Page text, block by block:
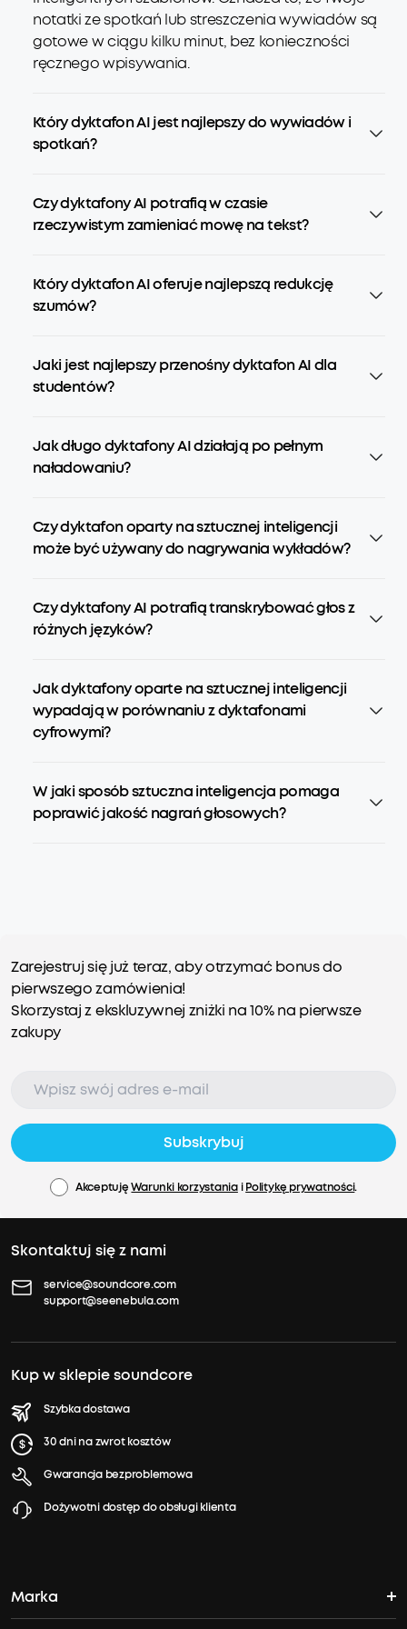
notatki ze spotkań lub streszczenia wywiadów są
gotowe w ciągu kilku minut, bez konieczności
ręcznego wpisywania.
Który dyktafon AI jest najlepszy do wywiadów i
spotkań?
Czy dyktafony AI potrafią w czasie
rzeczywistym zamieniać mowę na tekst?
Który dyktafon AI oferuje najlepszą redukcję
szumów?
Jaki jest najlepszy przenośny dyktafon AI dla
studentów?
Jak długo dyktafony AI działają po pełnym
naładowaniu?
Czy dyktafon oparty na sztucznej inteligencji
może być używany do nagrywania wykładów?
Czy dyktafony AI potrafią transkrybować głos z
różnych języków?
Jak dyktafony oparte na sztucznej inteligencji
wypadają w porównaniu z dyktafonami
cyfrowymi?
W jaki sposób sztuczna inteligencja pomaga
poprawić jakość nagrań głosowych?
Zarejestruj się już teraz, aby otrzymać bonus do
pierwszego zamówienia!
Skorzystaj z ekskluzywnej zniżki na 10% na pierwsze
zakupy
Subskrybuj
AkceptujęWarunki korzystaniaiPolitykę prywatności.
Skontaktuj się z nami
service@soundcore.com
support@seenebula.com
Kup w sklepie soundcore
Szybka dostawa
30 dni na zwrot kosztów
Gwarancja bezproblemowa
Dożywotni dostęp do obsługi klienta
Marka